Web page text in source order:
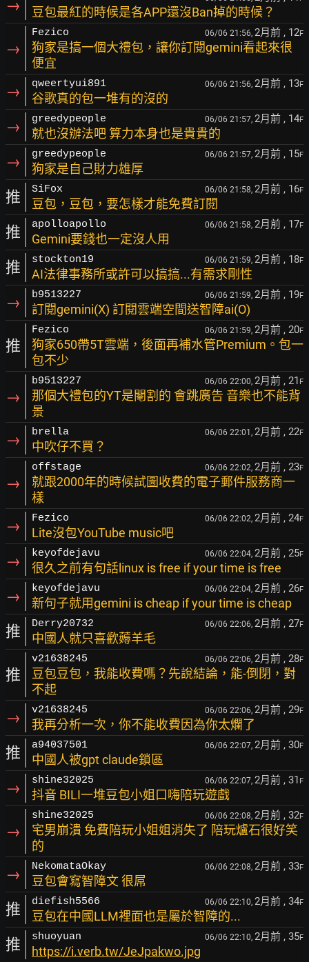
→ 豆包最紅的時候是各APP還沒Ban掉的時候？
→
Fezico 06/06 21:56, 2月前 , 12F
狗家是搞一個大禮包，讓你訂閱gemini看起來很
便宜
→ qweertyui891 06/06 21:56, 2月前 , 13F
谷歌真的包一堆有的沒的
→ greedypeople 06/06 21:57, 2月前 , 14F
就也沒辦法吧 算力本身也是貴貴的
→ greedypeople 06/06 21:57, 2月前 , 15F
狗家是自己財力雄厚
推 SiFox 06/06 21:58, 2月前 , 16F
豆包，豆包，要怎樣才能免費訂閱
推 apolloapollo 06/06 21:58, 2月前 , 17F
Gemini要錢也一定沒人用
推 stockton19 06/06 21:59, 2月前 , 18F
AI法律事務所或許可以搞搞...有需求剛性
→ b9513227 06/06 21:59, 2月前 , 19F
訂閱gemini(X) 訂閱雲端空間送智障ai(O)
推
Fezico 06/06 21:59, 2月前 , 20F
狗家650帶5T雲端，後面再補水管Premium。包一
包不少
→
b9513227 06/06 22:00, 2月前 , 21 F
那個大禮包的YT是閹割的 會跳廣告 音樂也不能背
景
→ brella 06/06 22:01, 2月前 , 22F
中吹仔不買？
→
offstage 06/06 22:02, 2月前 , 23F
就跟2000年的時候試圖收費的電子郵件服務商一
樣
→ Fezico 06/06 22:02, 2月前 , 24F
Lite沒包YouTube music吧
→ keyofdejavu 06/06 22:04, 2月前 , 25F
很久之前有句話linux is free if your time is free
→ keyofdejavu 06/06 22:04, 2月前 , 26F
新句子就用gemini is cheap if your time is cheap
推 Derry20732 06/06 22:06, 2月前 , 27F
中國人就只喜歡薅羊毛
推
v21638245 06/06 22:06, 2月前 , 28F
豆包豆包，我能收費嗎？先說結論，能-倒閉，對
不起
→ v21638245 06/06 22:06, 2月前 , 29F
我再分析一次，你不能收費因為你太爛了
推 a94037501 06/06 22:07, 2月前 , 30F
中國人被gpt claude鎖區
→ shine32025 06/06 22:07, 2月前 , 31 F
抖音 BILI一堆豆包小姐口嗨陪玩遊戲
→
shine32025 06/06 22:08, 2月前 , 32F
宅男崩潰 免費陪玩小姐姐消失了 陪玩爐石很好笑
的
→ NekomataOkay 06/06 22:08, 2月前 , 33F
豆包會寫智障文 很屌
推 diefish5566 06/06 22:10, 2月前 , 34F
豆包在中國LLM裡面也是屬於智障的...
推 shuoyuan 06/06 22:10, 2月前 , 35F
https://i.verb.tw/JeJpakwo.jpg